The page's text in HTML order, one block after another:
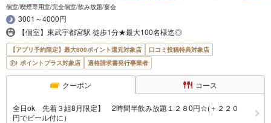
個室/喫煙専用室/完全個室/飲み放題/宴会
3001～4000円
【個室】東武宇都宮駅 徒歩1分★最大100名様迄◎
【アプリ予約限定】最大800ポイント還元対象店
口コミ投稿特典対象店
ポイントプラス対象店
適格請求書発行事業者
クーポン コース
全日ok 先着３組8月限定】 2時間半飲み放題１２８0円☆(＋２２０
円でビール付に）